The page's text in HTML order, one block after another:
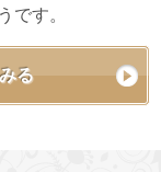
です。
る